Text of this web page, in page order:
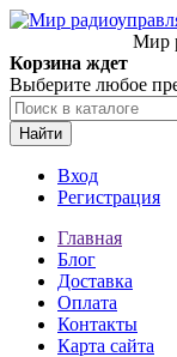
Мир
Корзина ждет
Выберите любое
Найти
Вход
Регистрация
Главная
Блог
Доставка
Оплата
Контакты
Карта сайта